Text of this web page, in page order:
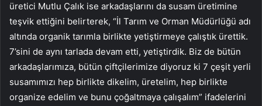
üretici Mutlu Çalık ise arkadaşlarını da susam üretimine
teşvik ettiğini belirterek, “İl Tarım ve Orman Müdürlüğü adı
altında organik tarımla birlikte yetiştirmeye çalıştık ürettik.
7’sini de aynı tarlada devam etti, yetiştirdik. Biz de bütün
arkadaşlarımıza, bütün çiftçilerimize diyoruz ki 7 çeşit yerli
susamımızı hep birlikte dikelim, üretelim, hep birlikte
organize edelim ve bunu çoğaltmaya çalışalım” ifadelerini